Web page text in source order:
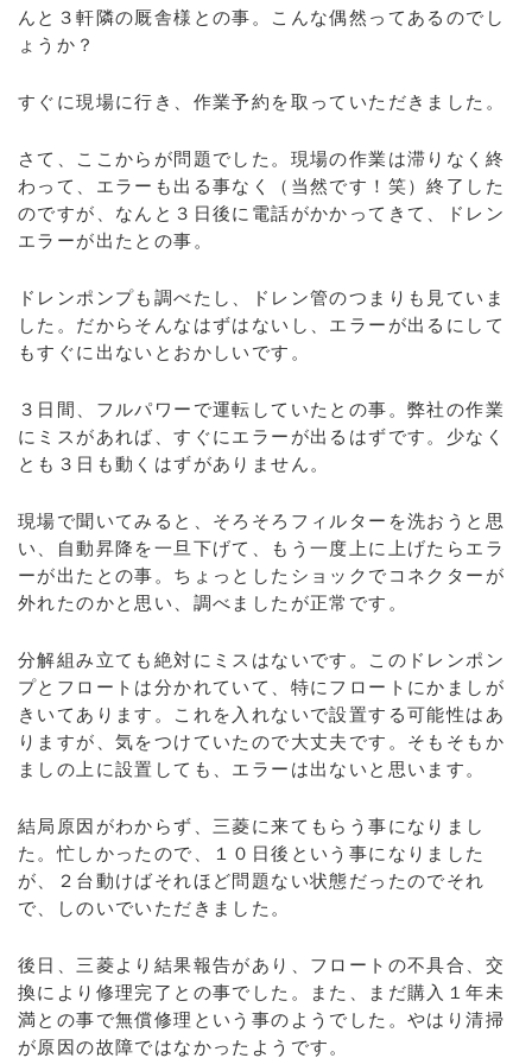
んと３軒隣の厩舎様との事。こんな偶然ってあるのでし
ょうか？
すぐに現場に行き、作業予約を取っていただきました。
さて、ここからが問題でした。現場の作業は滞りなく終
わって、エラーも出る事なく（当然です！笑）終了した
のですが、なんと３日後に電話がかかってきて、ドレン
エラーが出たとの事。
ドレンポンプも調べたし、ドレン管のつまりも見ていま
した。だからそんなはずはないし、エラーが出るにして
もすぐに出ないとおかしいです。
３日間、フルパワーで運転していたとの事。弊社の作業
にミスがあれば、すぐにエラーが出るはずです。少なく
とも３日も動くはずがありません。
現場で聞いてみると、そろそろフィルターを洗おうと思
い、自動昇降を一旦下げて、もう一度上に上げたらエラ
ーが出たとの事。ちょっとしたショックでコネクターが
外れたのかと思い、調べましたが正常です。
分解組み立ても絶対にミスはないです。このドレンポン
プとフロートは分かれていて、特にフロートにかましが
きいてあります。これを入れないで設置する可能性はあ
りますが、気をつけていたので大丈夫です。そもそもか
ましの上に設置しても、エラーは出ないと思います。
結局原因がわからず、三菱に来てもらう事になりまし
た。忙しかったので、１０日後という事になりました
が、２台動けばそれほど問題ない状態だったのでそれ
で、しのいでいただきました。
後日、三菱より結果報告があり、フロートの不具合、交
換により修理完了との事でした。また、まだ購入１年未
満との事で無償修理という事のようでした。やはり清掃
が原因の故障ではなかったようです。